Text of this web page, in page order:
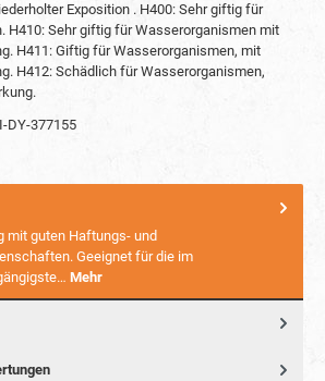
Exposition . H400: Sehr giftig für
H410: Sehr giftig für Wasserorganismen mit
H411: Giftig für Wasserorganismen, mit
H412: Schädlich für Wasserorganismen,
DY-377155
mit guten Haftungs- und
Geeignet für die im
Mehr